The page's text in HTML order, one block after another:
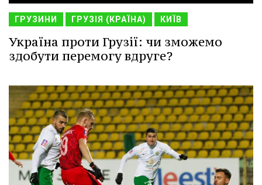
ГРУЗИНИ ГРУЗІЯ (КРАЇНА) КИЇВ
Україна проти Грузії: чи зможемо
здобути перемогу вдруге?